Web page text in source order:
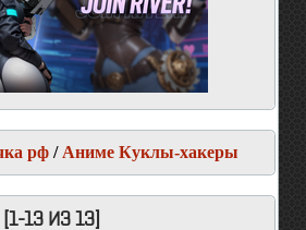
рф / Аниме Куклы-хакеры
13 ИЗ 13]